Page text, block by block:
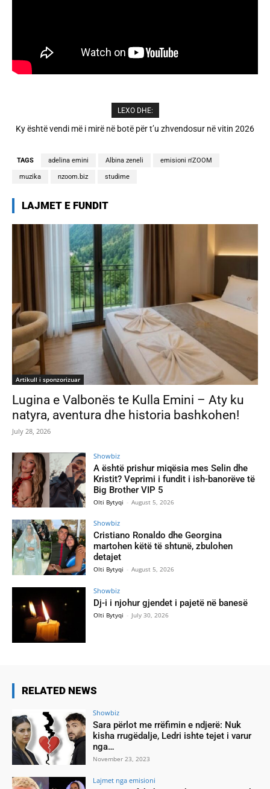
LEXO DHE:
A është prishur miqësia mes Selin dhe Kristit? Veprimi i fundit i ish-
TAGS adelina emini Albina zeneli emisioni n'ZOOM
muzika nzoom.biz studime
LAJMET E FUNDIT
Artikull i sponzorizuar
Lugina e Valbonës te Kulla Emini – Aty ku
natyra, aventura dhe historia bashkohen!
July 28, 2026
Showbiz
A është prishur miqësia mes Selin dhe
Kristit? Veprimi i fundit i ish-banorëve të
Big Brother VIP 5
Olti Bytyqi - August 5, 2026
Showbiz
Cristiano Ronaldo dhe Georgina
martohen këtë të shtunë, zbulohen
detajet
Olti Bytyqi - August 5, 2026
Showbiz
Dj-i i njohur gjendet i pajetë në banesë
Olti Bytyqi - July 30, 2026
RELATED NEWS
Showbiz
Sara përlot me rrëfimin e ndjerë: Nuk
kisha rrugëdalje, Ledri ishte tejet i varur
nga…
November 23, 2023
Lajmet nga emisioni